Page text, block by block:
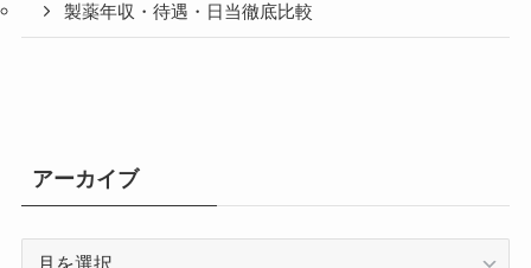
製薬年収・待遇・日当徹底比較
アーカイブ